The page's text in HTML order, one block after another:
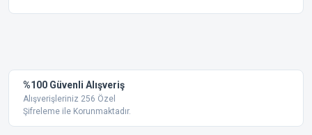
Ürün resmi kalitesiz, bozuk veya görüntülenemiyor.
Ürün açıklamasında eksik bilgiler bulunuyor.
%100 Güvenli Alışveriş
Alışverişleriniz 256 Özel
Şifreleme ile Korunmaktadır.